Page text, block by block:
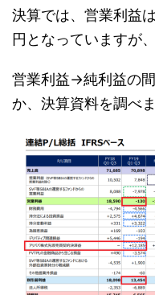
決算では、営業利益
円となっていますが
営業利益→純利益の
か、決算資料を調べま